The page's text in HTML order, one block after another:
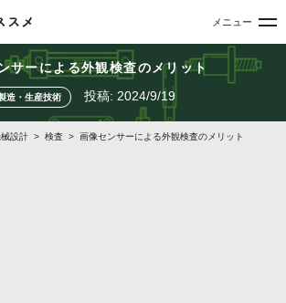
メニュー
サーによる外観検査のメリット
造・生産技術 投稿: 2024/9/19
設計 > 検査 > 画像センサーによる外観検査のメリット